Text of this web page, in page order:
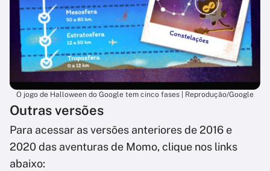
O jogo de Halloween do Google tem cinco fases | Reprodução/Google
Outras versões
Para acessar as versões anteriores de 2016 e
2020 das aventuras de Momo, clique nos links
abaixo: